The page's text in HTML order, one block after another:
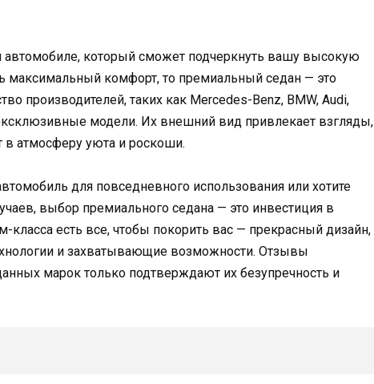
автомобиле, который сможет подчеркнуть вашу высокую
максимальный комфорт, то премиальный седан — это
производителей, таких как Mercedes-Benz, BMW, Audi,
модели. Их внешний вид привлекает взгляды,
в атмосферу уюта и роскоши.
для повседневного использования или хотите
выбор премиального седана — это инвестиция в
класса есть все, чтобы покорить вас — прекрасный дизайн,
и захватывающие возможности. Отзывы
марок только подтверждают их безупречность и